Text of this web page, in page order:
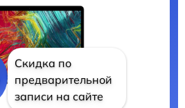
Скидка по
предварительной
записи на сайте